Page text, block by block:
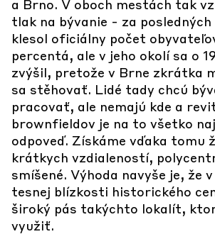
a Brno. V oboch mestách tak
tlak na bývanie - za
klesol oficiálny počet
percentá, ale v jeho okolí sa o
zvýšil, pretože v Brne zkrátka
sa stěhovať. Lidé tady chcú
pracovať, ale nemajú kde a
brownfieldov je na to všetko
odpoveď. Získáme vďaka tomu
krátkych vzdialeností,
smíšené. Výhoda navyše je, že
tesnej blízkosti historického
široký pás takýchto lokalít,
využiť.